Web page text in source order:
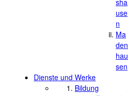
sha
use
n
Ma
den
hau
sen
Dienste und Werke
Bildung